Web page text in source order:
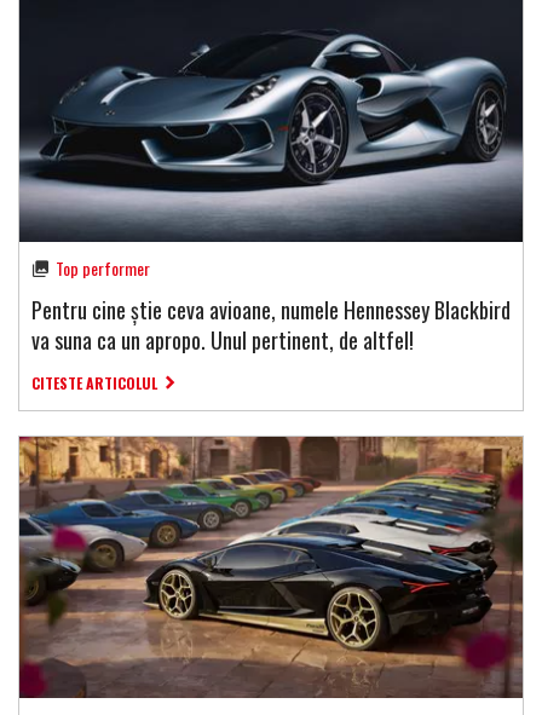
Top performer
Pentru cine știe ceva avioane, numele Hennessey Blackbird
va suna ca un apropo. Unul pertinent, de altfel!
CITESTE ARTICOLUL